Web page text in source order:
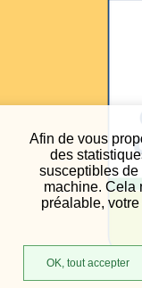
Afin de vous
des
susceptibles de
machine. Cela
préalable,
OK, tout accepter